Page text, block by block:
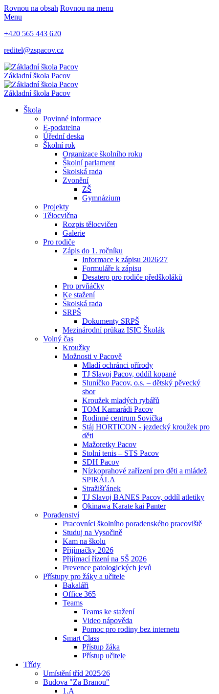
Rovnou na obsah Rovnou na menu
Menu
+420 565 443 620
reditel@zspacov.cz
Základní škola Pacov
Základní škola Pacov
Škola
Povinné informace
E-podatelna
Úřední deska
Školní rok
Organizace školního roku
Školní parlament
Školská rada
Zvonění
ZŠ
Gymnázium
Projekty
Tělocvična
Rozpis tělocvičen
Galerie
Pro rodiče
Zápis do 1. ročníku
Informace k zápisu 2026⁄27
Formuláře k zápisu
Desatero pro rodiče předškoláků
Pro prvňáčky
Ke stažení
Školská rada
SRPŠ
Dokumenty SRPŠ
Mezinárodní průkaz ISIC Školák
Volný čas
Kroužky
Možnosti v Pacově
Mladí ochránci přírody
TJ Slavoj Pacov, oddíl kopané
Sluníčko Pacov, o.s. – dětský pěvecký
sbor
Kroužek mladých rybářů
TOM Kamarádi Pacov
Rodinné centrum Sovička
Stáj HORTICON - jezdecký kroužek pro
děti
Mažoretky Pacov
Stolní tenis – STS Pacov
SDH Pacov
Nízkoprahové zařízení pro děti a mládež
SPIRÁLA
Stražišťánek
TJ Slavoj BANES Pacov, oddíl atletiky
Okinawa Karate kai Panter
Poradenství
Pracovníci školního poradenského pracoviště
Studuj na Vysočině
Kam na školu
Přijímačky 2026
Přijímací řízení na SŠ 2026
Prevence patologických jevů
Přístupy pro žáky a učitele
Bakaláři
Office 365
Teams
Teams ke stažení
Video nápověda
Pomoc pro rodiny bez internetu
Smart Class
Přístup žáka
Přístup učitele
Třídy
Umístění tříd 2025⁄26
Budova "Za Branou"
1.A